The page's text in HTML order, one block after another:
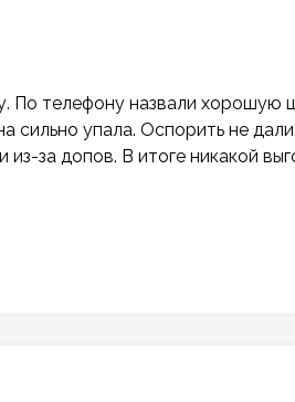
телефону назвали хорошую
сильно упала. Оспорить не
за допов. В итоге никакой